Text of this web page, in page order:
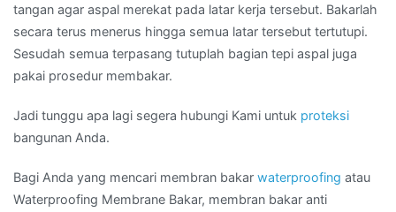
tangan agar aspal merekat pada latar kerja tersebut. Bakarlah
secara terus menerus hingga semua latar tersebut tertutupi.
Sesudah semua terpasang tutuplah bagian tepi aspal juga
pakai prosedur membakar.
Jadi tunggu apa lagi segera hubungi Kami untuk proteksi
bangunan Anda.
Bagi Anda yang mencari membran bakar waterproofing atau
Waterproofing Membrane Bakar, membran bakar anti